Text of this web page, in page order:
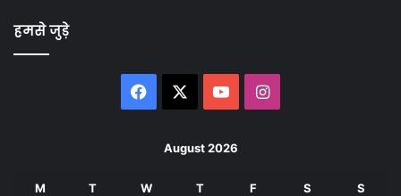
हमसे जुड़े
Facebook YouTubeInstagram
August 2026
M T W T F S S